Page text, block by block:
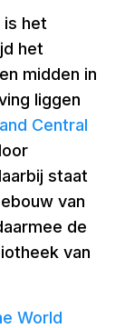
is het
het
midden in
liggen
Central
staat
van
de
van
World